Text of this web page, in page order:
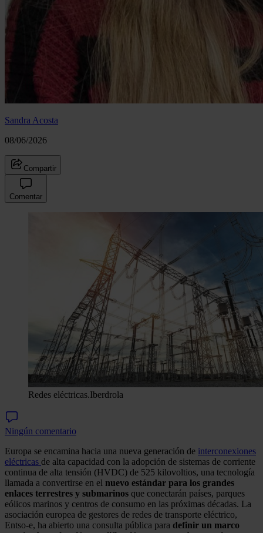
Sandra Acosta
08/06/2026
Compartir
Comentar
Redes eléctricas.Iberdrola
Ningún comentario
Europa se encamina hacia una nueva generación de interconexiones
eléctricas de alta capacidad con la adopción de sistemas de corriente
continua de alta tensión (HVDC) de 525 kilovoltios, una tecnología
llamada a convertirse en el nuevo estándar para los grandes
enlaces terrestres y submarinos que conectarán países, parques
eólicos marinos y centros de consumo en las próximas décadas. La
asociación europea de gestores de redes de transporte eléctrico,
Entso-e, ha abierto una consulta pública para definir un marco